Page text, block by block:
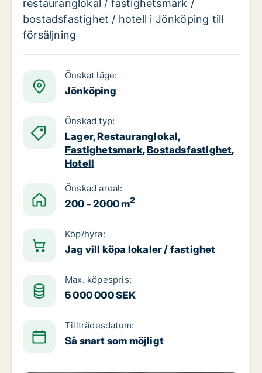
restauranglokal / fastighetsmark /
bostadsfastighet / hotell i Jönköping till
försäljning
Önskat läge:
Jönköping
Önskad typ:
Lager,Restauranglokal,
Fastighetsmark,Bostadsfastighet,
Hotell
Önskad areal:
200 - 2000 m2
Köp/hyra:
Jag vill köpa lokaler / fastighet
Max. köpespris:
5 000 000 SEK
Tillträdesdatum:
Så snart som möjligt